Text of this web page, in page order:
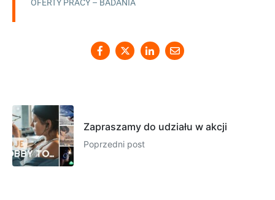
OFERTY PRACY – BADANIA
Zapraszamy do udziału w akcji
Poprzedni post